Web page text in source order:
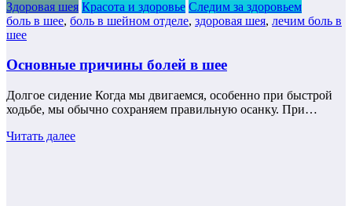
Здоровая шея Красота и здоровье Следим за здоровьем
боль в шее, боль в шейном отделе, здоровая шея, лечим боль в
шее
Основные причины болей в шее
Долгое сидение Когда мы двигаемся, особенно при быстрой
ходьбе, мы обычно сохраняем правильную осанку. При…
Читать далее